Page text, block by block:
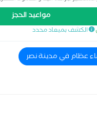
لجراحة العظام الزمالة
العلاج الحراري تطويل
عملية تبديل مفصل الورك
مواعيد الحجز
الكشف بميعاد محدد
عظام في مدينة نصر